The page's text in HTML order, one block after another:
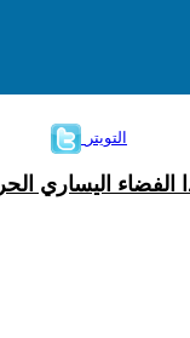
التويتر
اليساري الحر